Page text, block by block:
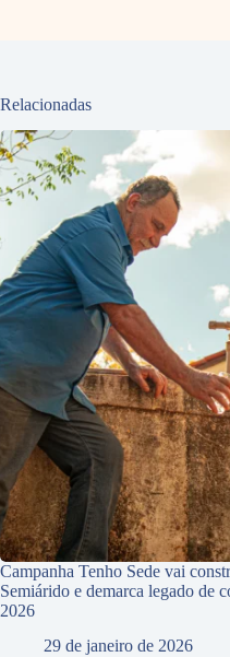
Relacionadas
Campanha Tenho Sede vai
Semiárido e demarca legado de
2026
29 de janeiro de 2026